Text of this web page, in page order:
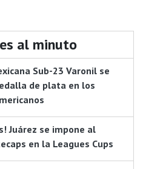
al minuto
Sub-23 Varonil se
de plata en los
Juárez se impone al
en la Leagues Cups